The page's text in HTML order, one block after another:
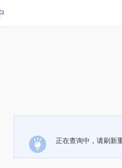
正在查询中，请刷新